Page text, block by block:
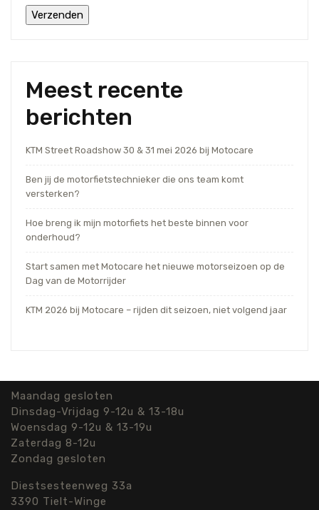
Meest recente
berichten
KTM Street Roadshow 30 & 31 mei 2026 bij Motocare
Ben jij de motorfietstechnieker die ons team komt
versterken?
Hoe breng ik mijn motorfiets het beste binnen voor
onderhoud?
Start samen met Motocare het nieuwe motorseizoen op de
Dag van de Motorrijder
KTM 2026 bij Motocare – rijden dit seizoen, niet volgend jaar
Maandag gesloten
Dinsdag-Vrijdag 9-12u & 13-18u
Woensdag 9-12u & 13-19u
Zaterdag 8-12u
Zondag gesloten
Diestsesteenweg 33a
3390 Tielt-Winge